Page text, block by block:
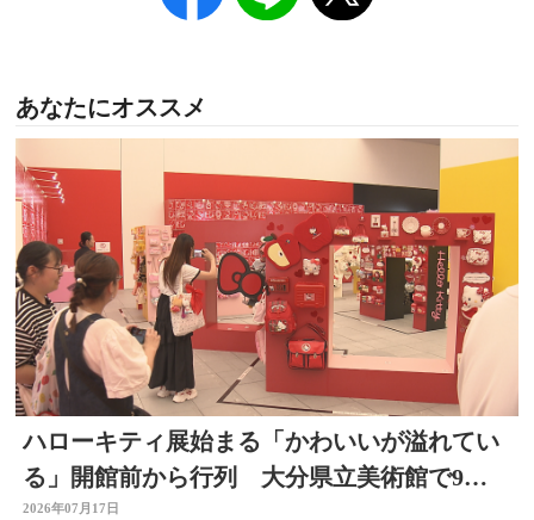
あなたにオススメ
ハローキティ展始まる「かわいいが溢れてい
る」開館前から行列 大分県立美術館で9月
23日まで
2026年07月17日